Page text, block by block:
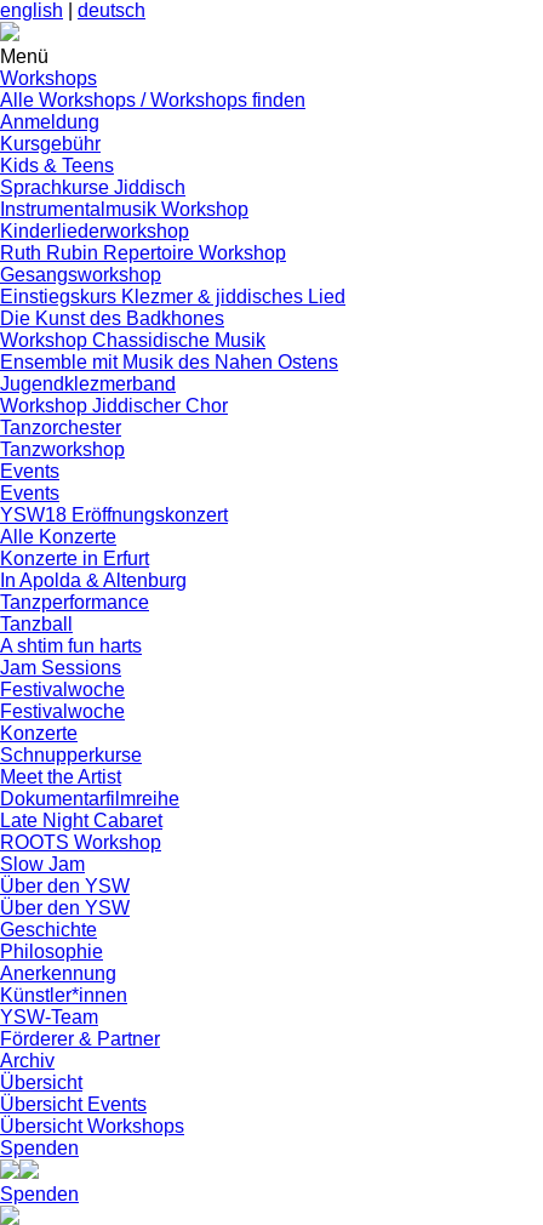
english deutsch
Menü
Workshops
Alle Workshops / Workshops finden
Anmeldung
Kursgebühr
Kids & Teens
Sprachkurse Jiddisch
Instrumentalmusik Workshop
Kinderliederworkshop
Ruth Rubin Repertoire Workshop
Gesangsworkshop
Einstiegskurs Klezmer & jiddisches Lied
Die Kunst des Badkhones
Workshop Chassidische Musik
Ensemble mit Musik des Nahen Ostens
Jugendklezmerband
Workshop Jiddischer Chor
Tanzorchester
Tanzworkshop
Events
Events
YSW18 Eröffnungskonzert
Alle Konzerte
Konzerte in Erfurt
In Apolda & Altenburg
Tanzperformance
Tanzball
A shtim fun harts
Jam Sessions
Festivalwoche
Festivalwoche
Konzerte
Schnupperkurse
Meet the Artist
Dokumentarfilmreihe
Late Night Cabaret
ROOTS Workshop
Slow Jam
Über den YSW
Über den YSW
Geschichte
Philosophie
Anerkennung
Künstler*innen
YSW-Team
Förderer & Partner
Archiv
Übersicht
Übersicht Events
Übersicht Workshops
Spenden
Spenden